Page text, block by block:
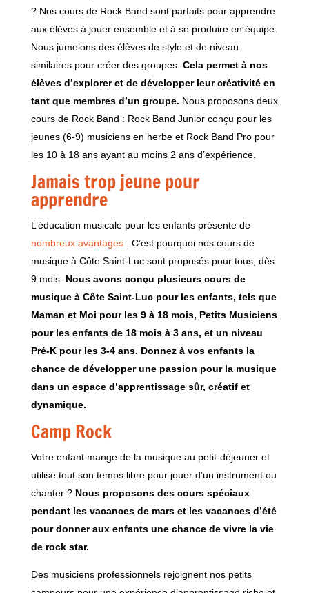
? Nos cours de Rock Band sont parfaits pour apprendre
aux élèves à jouer ensemble et à se produire en équipe.
Nous jumelons des élèves de style et de niveau
similaires pour créer des groupes. Cela permet à nos
élèves d’explorer et de développer leur créativité en
tant que membres d’un groupe. Nous proposons deux
cours de Rock Band : Rock Band Junior conçu pour les
jeunes (6-9) musiciens en herbe et Rock Band Pro pour
les 10 à 18 ans ayant au moins 2 ans d’expérience.
Jamais trop jeune pour
apprendre
L’éducation musicale pour les enfants présente de
nombreux avantages . C’est pourquoi nos cours de
musique à Côte Saint-Luc sont proposés pour tous, dès
9 mois. Nous avons conçu plusieurs cours de
musique à Côte Saint-Luc pour les enfants, tels que
Maman et Moi pour les 9 à 18 mois, Petits Musiciens
pour les enfants de 18 mois à 3 ans, et un niveau
Pré-K pour les 3-4 ans. Donnez à vos enfants la
chance de développer une passion pour la musique
dans un espace d’apprentissage sûr, créatif et
dynamique.
Camp Rock
Votre enfant mange de la musique au petit-déjeuner et
utilise tout son temps libre pour jouer d’un instrument ou
chanter ? Nous proposons des cours spéciaux
pendant les vacances de mars et les vacances d’été
pour donner aux enfants une chance de vivre la vie
de rock star.
Des musiciens professionnels rejoignent nos petits